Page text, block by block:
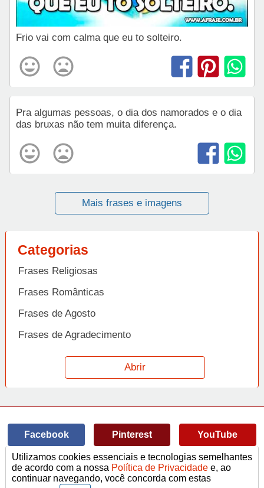
Frio vai com calma que eu to solteiro.
Pra algumas pessoas, o dia dos namorados e o dia
das bruxas não tem muita diferença.
Mais frases e imagens
Categorias
Frases Religiosas
Frases Românticas
Frases de Agosto
Frases de Agradecimento
Frases de Amizade
Frases de Amor
Frases de Arrependimento
Frases de Atitude
Frases de Azar
Abrir
Facebook Pinterest YouTube
© Copyright 2014-2022A Frase.
Termos de Uso / Privacidade
Frases
Vídeos
Utilizamos cookies essenciais e tecnologias semelhantes
de acordo com a nossa Política de Privacidade e, ao
continuar navegando, você concorda com estas